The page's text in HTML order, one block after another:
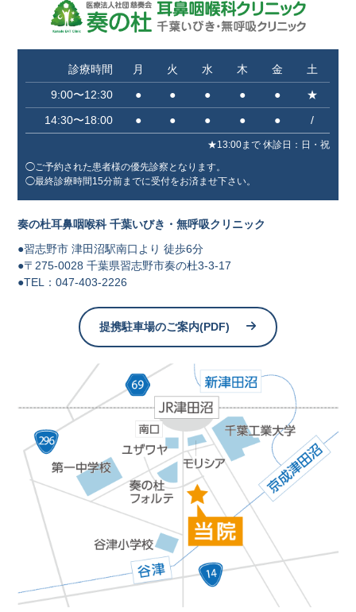
診療時間 月 火 水 木 金
土
9:00〜12:30
● ● ● ● ●
★
14:30〜18:00
● ● ● ● ● /
★13:00まで 休診⽇：⽇・祝
◯ご予約された患者様の優先診察となります。
◯最終診療時間15分前までに受付をお済ませ下さい。
奏の杜耳鼻咽喉科 千葉いびき・無呼吸クリニック
●習志野市 津⽥沼駅南⼝より 徒歩6分
●〒275-0028 千葉県習志野市奏の杜3-3-17
●TEL：047-403-2226
提携駐車場のご案内(PDF)